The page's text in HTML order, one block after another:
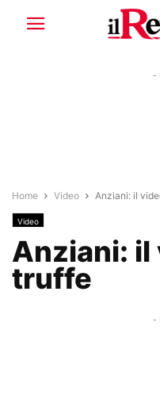
-
Home Video Anziani: il
Video
Anziani: il
truffe
-